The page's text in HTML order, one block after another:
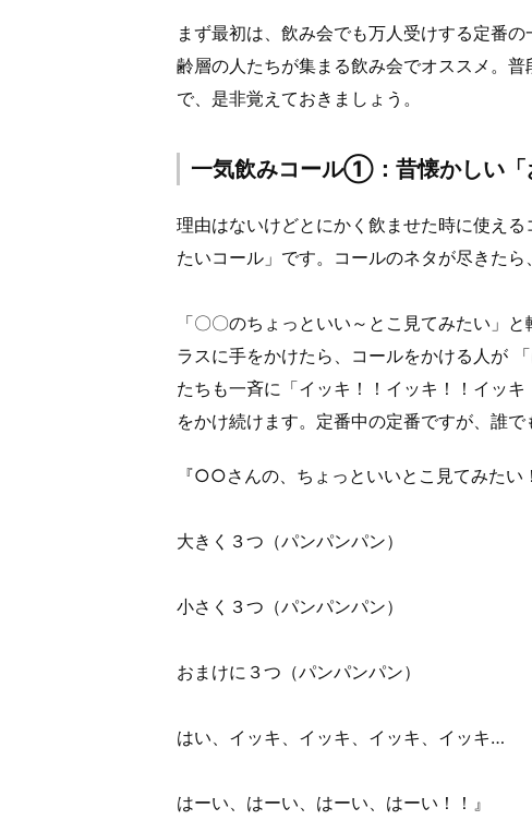
まず最初は、飲み会でも万人受けする定番
齢層の人たちが集まる飲み会でオススメ。
で、是非覚えておきましょう。
一気飲みコール①：昔懐かしい「
理由はないけどとにかく飲ませた時に使え
たいコール」です。コールのネタが尽きたら
「〇〇のちょっといい～とこ見てみたい」
ラスに手をかけたら、コールをかける人が
たちも一斉に「イッキ！！イッキ！！イッ
をかけ続けます。定番中の定番ですが、誰で
『○○さんの、ちょっといいとこ見てみたい
大きく３つ（パンパンパン）
小さく３つ（パンパンパン）
おまけに３つ（パンパンパン）
はい、イッキ、イッキ、イッキ、イッキ…
はーい、はーい、はーい、はーい！！』